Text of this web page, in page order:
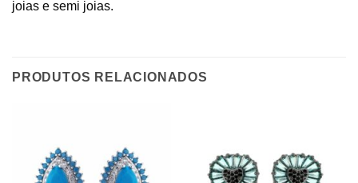
joias e semi joias.
PRODUTOS RELACIONADOS